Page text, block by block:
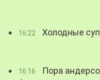
16:22 Холодные
16:16
Пора